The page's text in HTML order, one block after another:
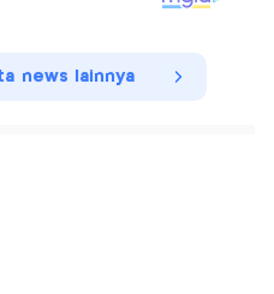
news lainnya